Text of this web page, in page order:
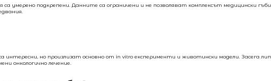
умерено подкрепени. Данните са ограничени и не позволяват комплексът медицински
интересни, но произлизат основно от in vitro експерименти и животински модели. Засега
онкологично лечение.